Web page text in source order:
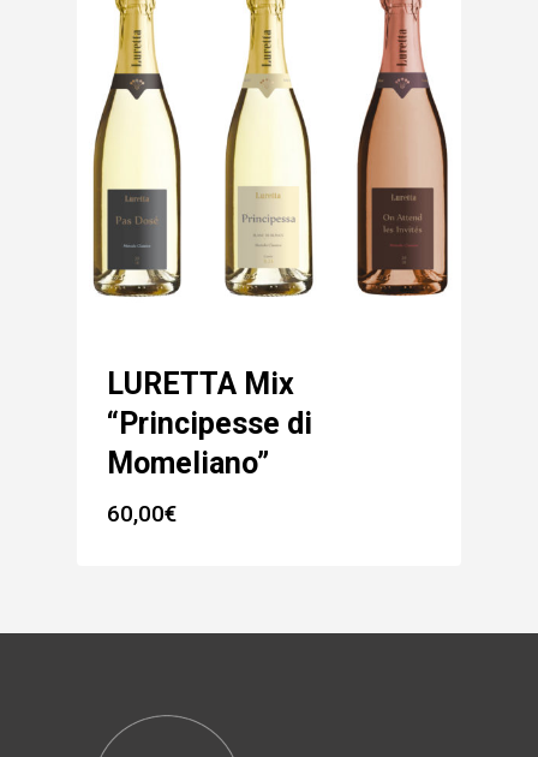
LURETTA Mix
“Principesse di
Momeliano”
60,00€